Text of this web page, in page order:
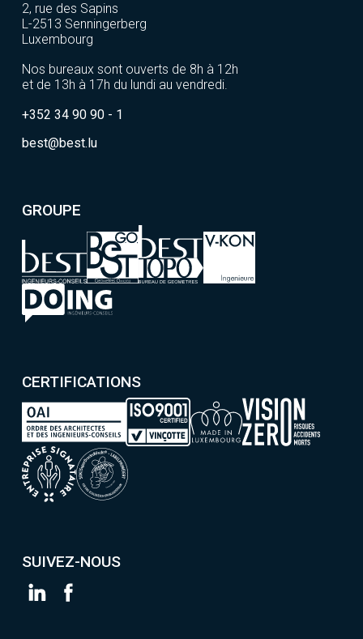
2, rue des Sapins
L-2513 Senningerberg
Luxembourg
Nos bureaux sont ouverts de 8h à 12h
et de 13h à 17h du lundi au vendredi.
+352 34 90 90 - 1
best@best.lu
GROUPE
CERTIFICATIONS
SUIVEZ-NOUS